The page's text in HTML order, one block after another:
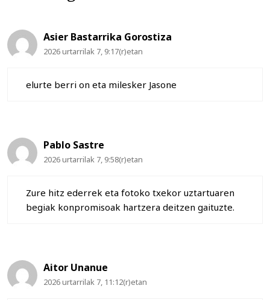
Asier Bastarrika Gorostiza
2026 urtarrilak 7, 9:17(r)etan
elurte berri on eta milesker Jasone
Pablo Sastre
2026 urtarrilak 7, 9:58(r)etan
Zure hitz ederrek eta fotoko txekor uztartuaren
begiak konpromisoak hartzera deitzen gaituzte.
Aitor Unanue
2026 urtarrilak 7, 11:12(r)etan